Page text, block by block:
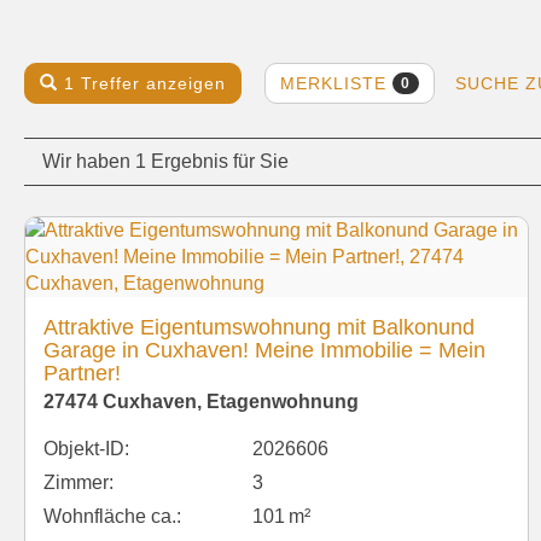
1 Treffer anzeigen MERKLISTE 0 SUCHE
Wir haben 1 Ergebnis für Sie
Attraktive Eigentumswohnung mit Balkonund
Garage in Cuxhaven! Meine Immobilie = Mein
Partner!
27474 Cuxhaven, Etagenwohnung
Objekt-ID:
2026606
Zimmer:
3
Wohnfläche ca.:
101 m²